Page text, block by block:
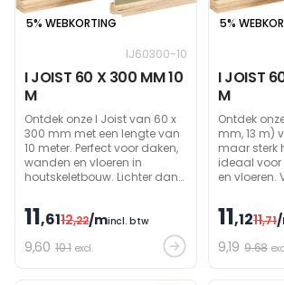
5% WEBKORTING
IJ60300-10
I JOIST 60 X 300 MM 10
M
Ontdek onze I Joist van 60 x
300 mm met een lengte van
10 meter. Perfect voor daken,
wanden en vloeren in
houtskeletbouw. Lichter dan
maar met een groot
draagvermogen. Tot 50%
Verkrijgbaar in andere
11,6112,22/mincl. btw
9,60 10.1 excl.
5%
I JOIST
M
Ontdek
mm, 13 m)
maar sterk
ideaal
en vloeren.
11,1211,71
9,19 9.68